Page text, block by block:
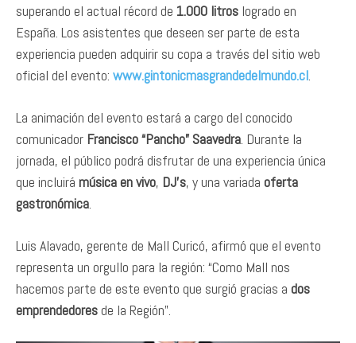
superando el actual récord de 1.000 litros logrado en
España. Los asistentes que deseen ser parte de esta
experiencia pueden adquirir su copa a través del sitio web
oficial del evento: www.gintonicmasgrandedelmundo.cl.
La animación del evento estará a cargo del conocido
comunicador Francisco “Pancho” Saavedra. Durante la
jornada, el público podrá disfrutar de una experiencia única
que incluirá música en vivo, DJ’s, y una variada oferta
gastronómica.
Luis Alavado, gerente de Mall Curicó, afirmó que el evento
representa un orgullo para la región: “Como Mall nos
hacemos parte de este evento que surgió gracias a dos
emprendedoresde la Región”.